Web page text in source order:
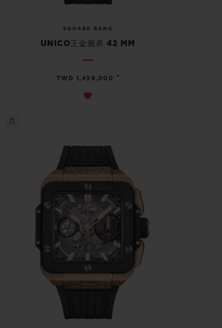
SQUARE BANG
UNICO王金腕表 42 MM
TWD 1,459,000 •